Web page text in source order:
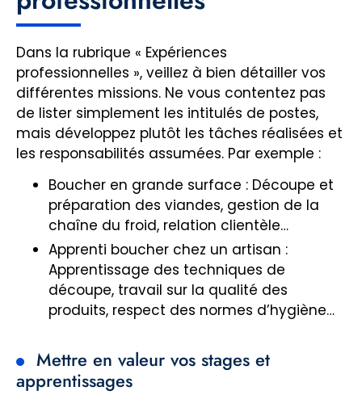
Dans la rubrique « Expériences
professionnelles », veillez à bien détailler vos
différentes missions. Ne vous contentez pas
de lister simplement les intitulés de postes,
mais développez plutôt les tâches réalisées et
les responsabilités assumées. Par exemple :
Boucher en grande surface : Découpe et
préparation des viandes, gestion de la
chaîne du froid, relation clientèle…
Apprenti boucher chez un artisan :
Apprentissage des techniques de
découpe, travail sur la qualité des
produits, respect des normes d’hygiène…
Mettre en valeur vos stages et
apprentissages